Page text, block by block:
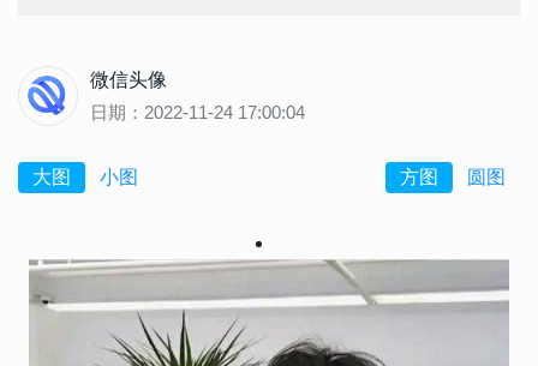
微信头像
日期：2022-11-24 17:00:04
大图 小图 方图 圆图